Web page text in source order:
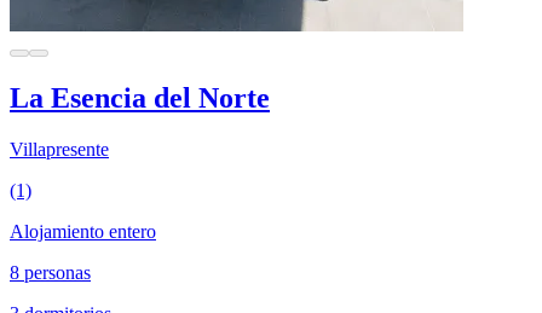
La Esencia del Norte
Villapresente
(1)
Alojamiento entero
8 personas